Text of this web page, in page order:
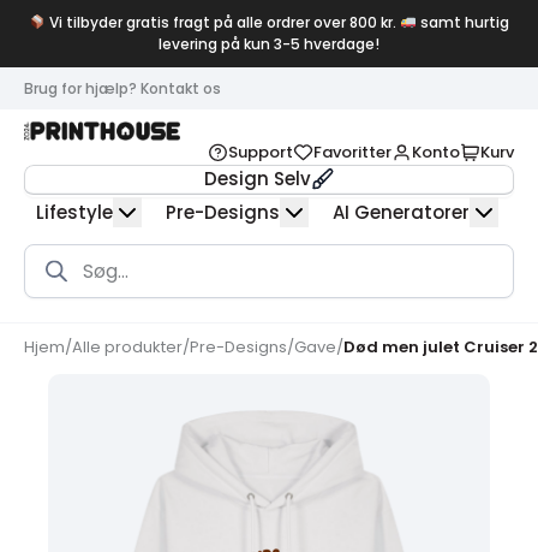
Vi tilbyder gratis fragt på alle ordrer over 800 kr.
samt hurtig
levering på kun 3-5 hverdage!
Brug for hjælp? Kontakt os
Support Favoritter Konto Kurv
Design Selv
Lifestyle
Pre-Designs AI Generatorer
Products
search
Hjem/Alle produkter/Pre-Designs/Gave/Død men julet Cruiser